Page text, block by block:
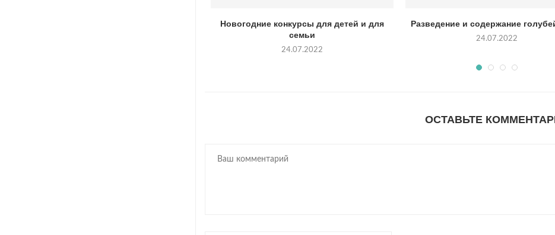
Новогодние конкурсы для детей и для
семьи
24.07.2022
Разведение и содержание
24.07.2022
ОСТАВЬТЕ